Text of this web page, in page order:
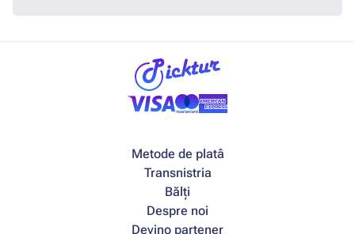
Metode de platâ
Transnistria
Bălți
Despre noi
Devino partener